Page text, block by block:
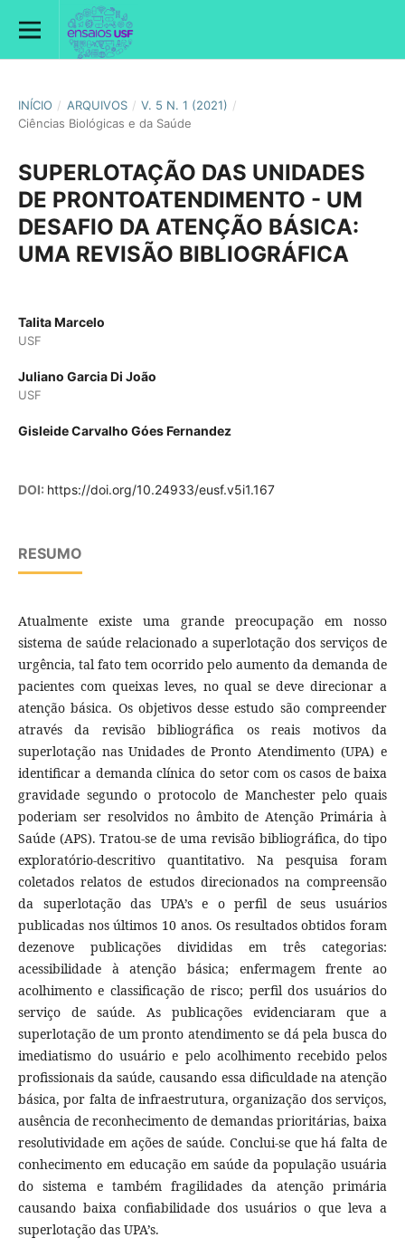
INÍCIO / ARQUIVOS / V. 5 N. 1 (2021) /
Ciências Biológicas e da Saúde
SUPERLOTAÇÃO DAS UNIDADES
DE PRONTOATENDIMENTO - UM
DESAFIO DA ATENÇÃO BÁSICA:
UMA REVISÃO BIBLIOGRÁFICA
Talita Marcelo
USF
Juliano Garcia Di João
USF
Gisleide Carvalho Góes Fernandez
DOI: https://doi.org/10.24933/eusf.v5i1.167
RESUMO
Atualmente existe uma grande preocupação em nosso
sistema de saúde relacionado a superlotação dos serviços de
urgência, tal fato tem ocorrido pelo aumento da demanda de
pacientes com queixas leves, no qual se deve direcionar a
atenção básica. Os objetivos desse estudo são compreender
através da revisão bibliográfica os reais motivos da
superlotação nas Unidades de Pronto Atendimento (UPA) e
identificar a demanda clínica do setor com os casos de baixa
gravidade segundo o protocolo de Manchester pelo quais
poderiam ser resolvidos no âmbito de Atenção Primária à
Saúde (APS). Tratou-se de uma revisão bibliográfica, do tipo
exploratório-descritivo quantitativo. Na pesquisa foram
coletados relatos de estudos direcionados na compreensão
da superlotação das UPA’s e o perfil de seus usuários
publicadas nos últimos 10 anos. Os resultados obtidos foram
dezenove publicações divididas em três categorias:
acessibilidade à atenção básica; enfermagem frente ao
acolhimento e classificação de risco; perfil dos usuários do
serviço de saúde. As publicações evidenciaram que a
superlotação de um pronto atendimento se dá pela busca do
imediatismo do usuário e pelo acolhimento recebido pelos
profissionais da saúde, causando essa dificuldade na atenção
básica, por falta de infraestrutura, organização dos serviços,
ausência de reconhecimento de demandas prioritárias, baixa
resolutividade em ações de saúde. Conclui-se que há falta de
conhecimento em educação em saúde da população usuária
do sistema e também fragilidades da atenção primária
causando baixa confiabilidade dos usuários o que leva a
superlotação das UPA’s.